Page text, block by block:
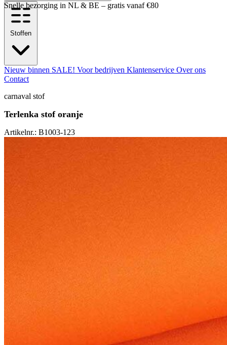
Klanten beoordelen ons met een 9,6!
Stoffen
Nieuw binnen SALE! Voor bedrijven Klantenservice Over ons
Contact
carnaval stof
Terlenka stof oranje
Artikelnr.: B1003-123